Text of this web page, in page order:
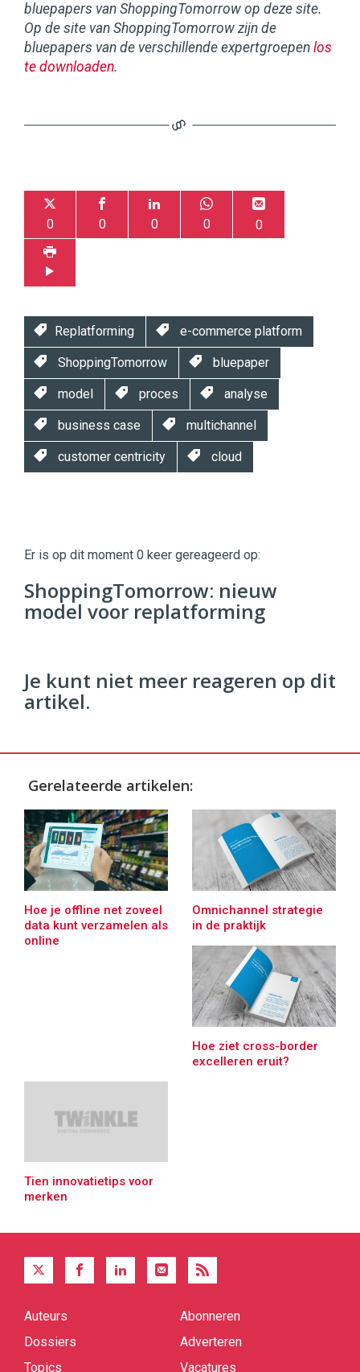
bluepapers van ShoppingTomorrow op deze site.
Op de site van ShoppingTomorrow zijn de
bluepapers van de verschillende expertgroepen los
te downloaden.
0 0 0 0 0
Replatforming e-commerce platform
ShoppingTomorrow bluepaper
model proces analyse
business case multichannel
customer centricity cloud
|
Digital
Commercehttps://twinklemagazine.nl
96 54
Er is op dit moment 0 keer gereageerd op:
ShoppingTomorrow: nieuw
model voor replatforming
Je kunt niet meer reageren op dit
artikel.
Gerelateerde artikelen:
Hoe je offline net zoveel
data kunt verzamelen als
online
Omnichannel strategie
in de praktijk
Hoe ziet cross-border
excelleren eruit?
Tien innovatietips voor
merken
Quick
Auteurs
Dossiers
Topics
Abonneren
Adverteren
Vacatures